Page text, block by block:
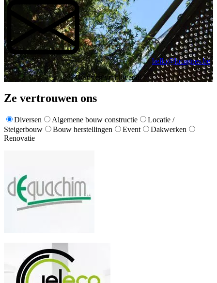
hello@locagnes.be
Gratis en vrijblijvend!
Ze vertrouwen ons
Diversen Algemene bouw constructie
Locatie /
Steigerbouw
Bouw herstellingen Event
Dakwerken
Renovatie